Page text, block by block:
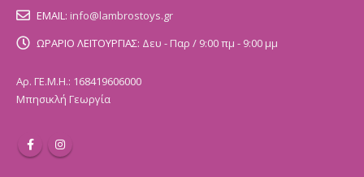
EMAIL: info@lambrostoys.gr
ΩΡΑΡΙΟ ΛΕΙΤΟΥΡΓΙΑΣ: Δευ - Παρ / 9:00 πμ - 9:00 μμ
Αρ. ΓΕ.Μ.Η.: 168419606000
Μπησικλή Γεωργία